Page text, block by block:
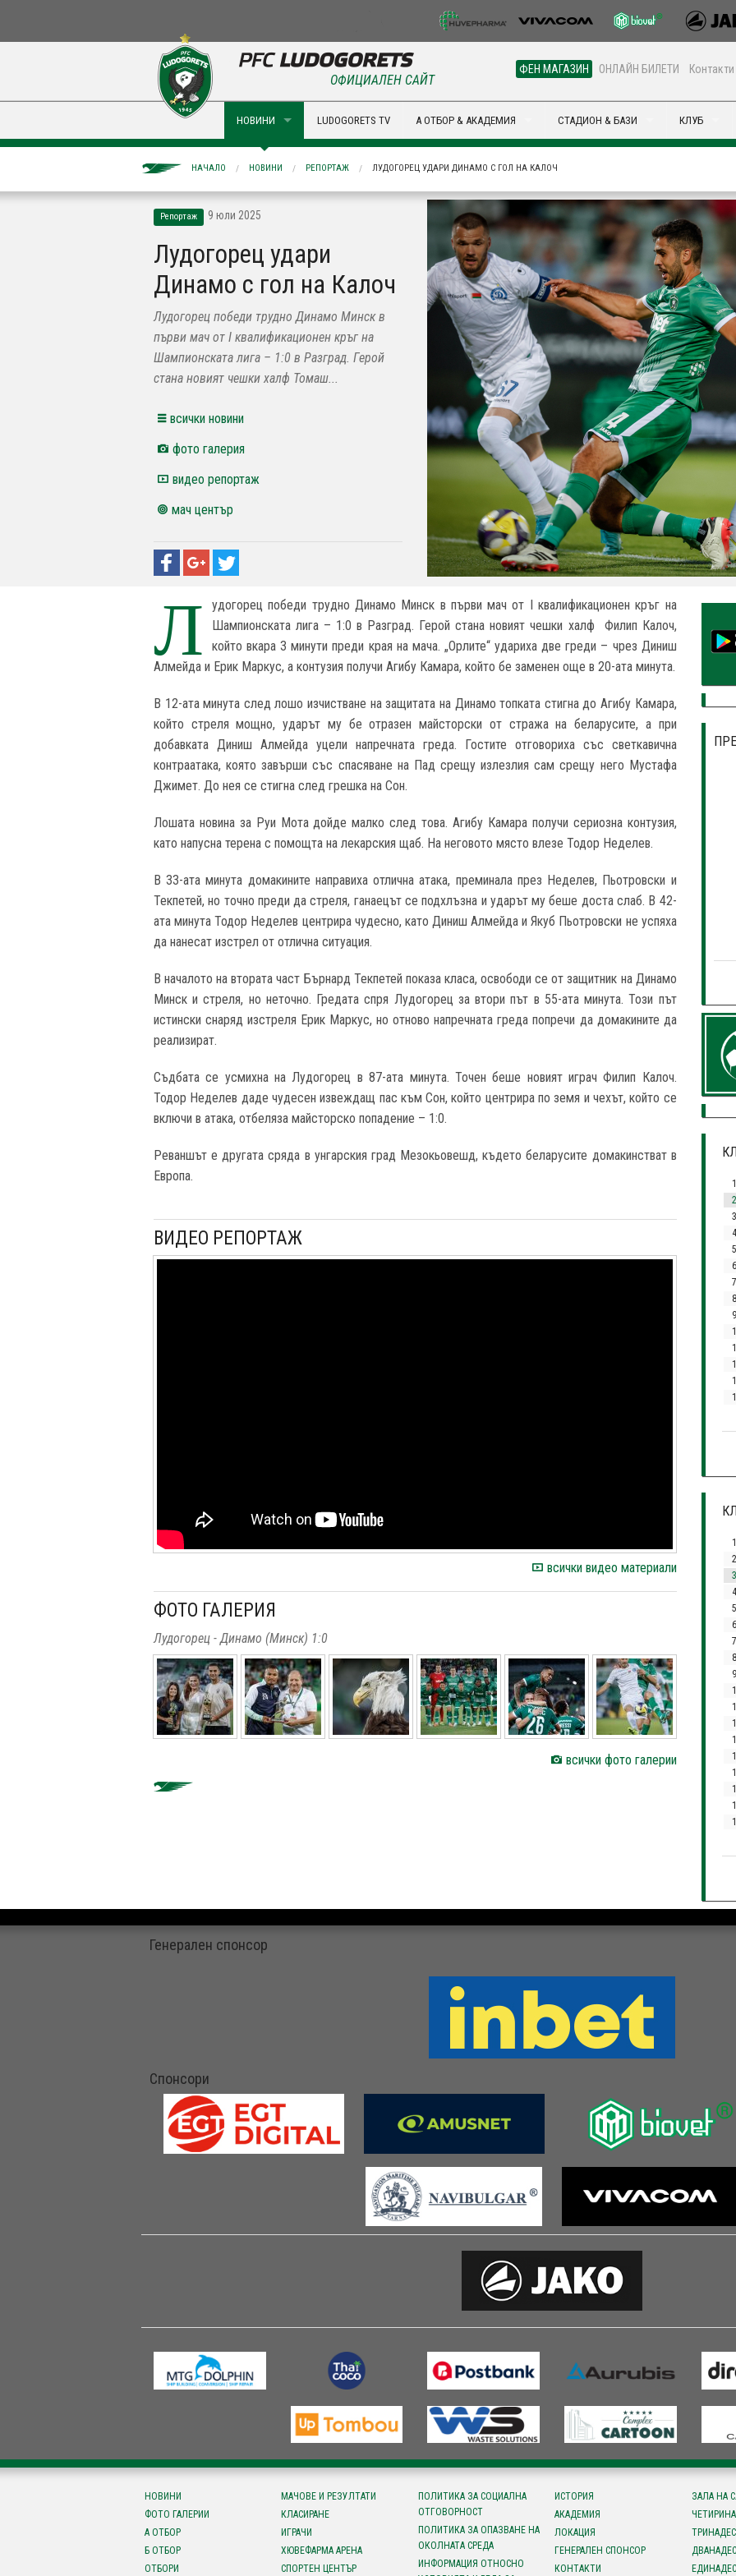
ФЕН МАГАЗИН ОНЛАЙН БИЛЕТИ Контакти
ОФИЦИАЛЕН САЙТ
НОВИНИ LUDOGORETS TV А ОТБОР & АКАДЕМИЯ СТАДИОН & БАЗИ КЛУБ
НАЧАЛО НОВИНИ РЕПОРТАЖ ЛУДОГОРЕЦ УДАРИ ДИНАМО С ГОЛ НА КАЛОЧ
Репортаж 9 юли 2025
Лудогорец удари
Динамо с гол на Калоч
Лудогорец победи трудно Динамо Минск в
първи мач от I квалификационен кръг на
Шампионската лига – 1:0 в Разград. Герой
стана новият чешки халф Томаш...
всички новини
фото галерия
видео репортаж
мач център
Л
удогорец победи трудно Динамо Минск в първи мач от I квалификационен кръг на
Шампионската лига – 1:0 в Разград. Герой стана новият чешки халф Филип Калоч,
който вкара 3 минути преди края на мача. „Орлите“ удариха две греди – чрез Диниш
Алмейда и Ерик Маркус, а контузия получи Агибу Камара, който бе заменен още в 20-ата минута.
В 12-ата минута след лошо изчистване на защитата на Динамо топката стигна до Агибу Камара,
който стреля мощно, ударът му бе отразен майсторски от стража на беларусите, а при
добавката Диниш Алмейда уцели напречната греда. Гостите отговориха със светкавична
контраатака, която завърши със спасяване на Пад срещу излезлия сам срещу него Мустафа
Джимет. До нея се стигна след грешка на Сон.
Лошата новина за Руи Мота дойде малко след това. Агибу Камара получи сериозна контузия,
като напусна терена с помощта на лекарския щаб. На неговото място влезе Тодор Неделев.
В 33-ата минута домакините направиха отлична атака, преминала през Неделев, Пьотровски и
Текпетей, но точно преди да стреля, ганаецът се подхлъзна и ударът му беше доста слаб. В 42-
ата минута Тодор Неделев центрира чудесно, като Диниш Алмейда и Якуб Пьотровски не успяха
да нанесат изстрел от отлична ситуация.
В началото на втората част Бърнард Текпетей показа класа, освободи се от защитник на Динамо
Минск и стреля, но неточно. Гредата спря Лудогорец за втори път в 55-ата минута. Този път
истински снаряд изстреля Ерик Маркус, но отново напречната греда попречи да домакините да
реализират.
Съдбата се усмихна на Лудогорец в 87-ата минута. Точен беше новият играч Филип Калоч.
Тодор Неделев даде чудесен извеждащ пас към Сон, който центрира по земя и чехът, който се
включи в атака, отбеляза майсторско попадение – 1:0.
Реваншът е другата сряда в унгарския град Мезокьовешд, където беларусите домакинстват в
Европа.
ВИДЕО РЕПОРТАЖ
всички видео материали
ФОТО ГАЛЕРИЯ
Лудогорец - Динамо (Минск) 1:0
всички фото галерии
Генерален спонсор
Спонсори
НОВИНИ
ФОТО ГАЛЕРИИ
А ОТБОР
Б ОТБОР
ОТБОРИ
МАЧОВЕ И РЕЗУЛТАТИ
КЛАСИРАНЕ
ИГРАЧИ
ХЮВЕФАРМА АРЕНА
СПОРТЕН ЦЕНТЪР
ПОЛИТИКА ЗА СОЦИАЛНА
ОТГОВОРНОСТ
ПОЛИТИКА ЗА ОПАЗВАНЕ НА
ОКОЛНАТА СРЕДА
ИНФОРМАЦИЯ ОТНОСНО
ИСТОРИЯ
АКАДЕМИЯ
ЛОКАЦИЯ
ГЕНЕРАЛЕН СПОНСОР
КОНТАКТИ
ЗАЛА НА